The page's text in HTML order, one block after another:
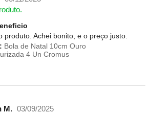
produto. Achei bonito, e o preço justo.
Bola de Natal 10cm Ouro
4 Un Cromus
M. 03/09/2025